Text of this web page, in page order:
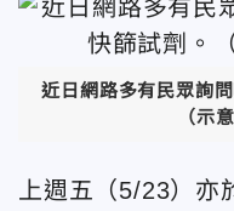
近日網路多有民眾詢
（示
上週五（5/23）亦